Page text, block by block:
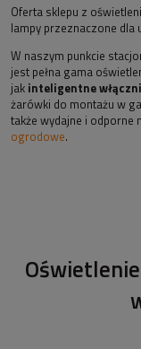
Oferta sklepu z
lampy przeznaczone dla
W naszym punkcie
jest pełna gama
jak inteligentne
żarówki do montażu w
także wydajne i odporne
ogrodowe.